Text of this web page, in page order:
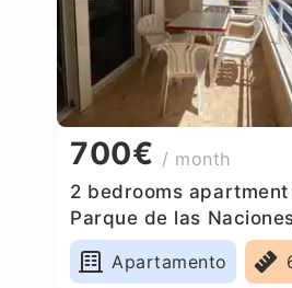
700€ / month
2 bedrooms
Parque de las
Apartamento